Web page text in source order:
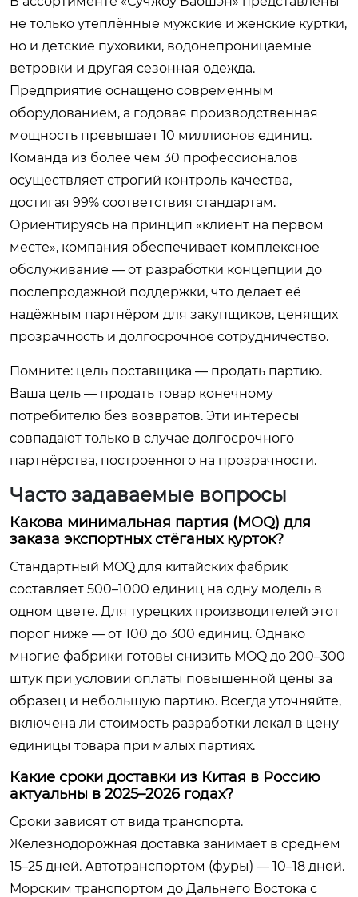
не только утеплённые мужские и женские куртки,
но и детские пуховики, водонепроницаемые
ветровки и другая сезонная одежда.
Предприятие оснащено современным
оборудованием, а годовая производственная
мощность превышает 10 миллионов единиц.
Команда из более чем 30 профессионалов
осуществляет строгий контроль качества,
достигая 99% соответствия стандартам.
Ориентируясь на принцип «клиент на первом
месте», компания обеспечивает комплексное
обслуживание — от разработки концепции до
послепродажной поддержки, что делает её
надёжным партнёром для закупщиков, ценящих
прозрачность и долгосрочное сотрудничество.
Помните: цель поставщика — продать партию.
Ваша цель — продать товар конечному
потребителю без возвратов. Эти интересы
совпадают только в случае долгосрочного
партнёрства, построенного на прозрачности.
Часто задаваемые вопросы
Какова минимальная партия (MOQ) для
заказа экспортных стёганых курток?
Стандартный MOQ для китайских фабрик
составляет 500–1000 единиц на одну модель в
одном цвете. Для турецких производителей этот
порог ниже — от 100 до 300 единиц. Однако
многие фабрики готовы снизить MOQ до 200–300
штук при условии оплаты повышенной цены за
образец и небольшую партию. Всегда уточняйте,
включена ли стоимость разработки лекал в цену
единицы товара при малых партиях.
Какие сроки доставки из Китая в Россию
актуальны в 2025–2026 годах?
Сроки зависят от вида транспорта.
Железнодорожная доставка занимает в среднем
15–25 дней. Автотранспортом (фуры) — 10–18 дней.
Морским транспортом до Дальнего Востока с